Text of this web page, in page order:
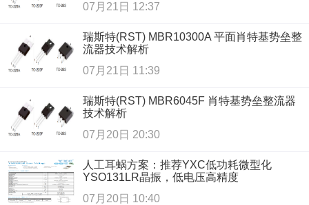
07月21日 12:37
瑞斯特(RST) MBR10300A 平面肖特基势垒整
流器技术解析
07月21日 11:39
瑞斯特(RST) MBR6045F 肖特基势垒整流器
技术解析
07月20日 20:30
人工耳蜗方案：推荐YXC低功耗微型化
YSO131LR晶振，低电压高精度
07月20日 10:40